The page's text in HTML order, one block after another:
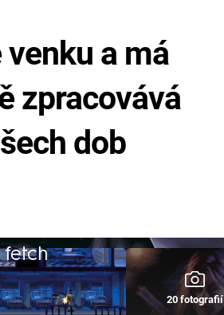
a má
zpracovává
dob
fetch
20 fotografií